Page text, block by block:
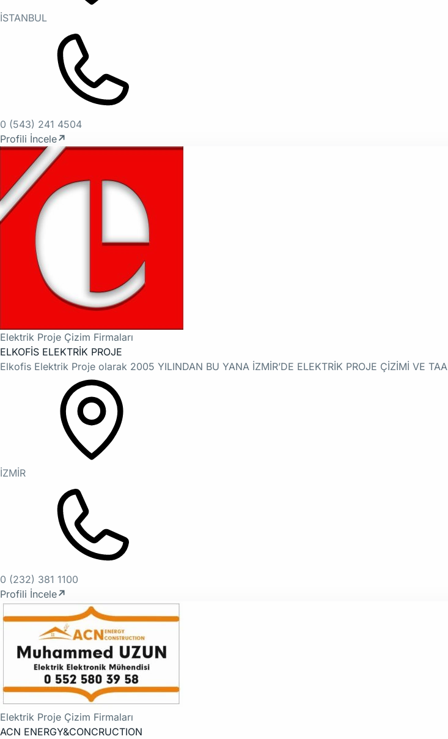
İSTANBUL
0 (543) 241 4504
Profili İncele↗
Elektrik Proje Çizim Firmaları
ELKOFİS ELEKTRİK PROJE
Elkofis Elektrik Proje olarak 2005 YILINDAN BU YANA İZMİR’DE ELEKTRİK PROJE ÇİZİMİ VE
İZMİR
0 (232) 381 1100
Profili İncele↗
Elektrik Proje Çizim Firmaları
ACN ENERGY&CONCRUCTION